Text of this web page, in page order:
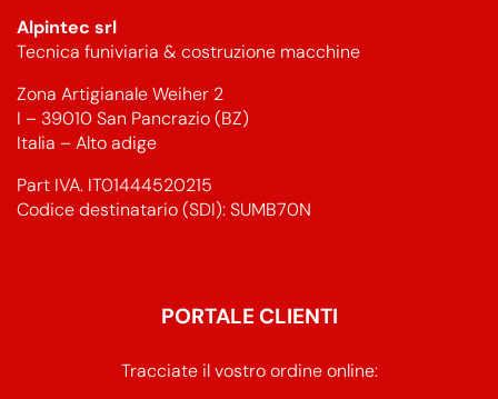
Alpintec srl
Tecnica funiviaria & costruzione macchine
Zona Artigianale Weiher 2
I – 39010 San Pancrazio (BZ)
Italia – Alto adige
Part IVA. IT01444520215
Codice destinatario (SDI): SUMB70N
PORTALE CLIENTI
Tracciate il vostro ordine online: